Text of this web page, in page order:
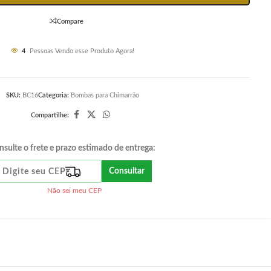
Compare
4 Pessoas Vendo esse Produto Agora!
SKU: BC16Categoria: Bombas para Chimarrão
Compartilhe:
o frete e prazo estimado de entrega:
Consultar
Não sei meu CEP